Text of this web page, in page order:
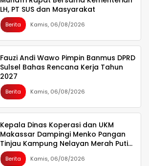
LH, PT SUS dan Masyarakat
Berita Kamis, 06/08/2026
Fauzi Andi Wawo Pimpin Banmus DPRD
Sulsel Bahas Rencana Kerja Tahun
2027
Berita Kamis, 06/08/2026
Kepala Dinas Koperasi dan UKM
Makassar Dampingi Menko Pangan
Tinjau Kampung Nelayan Merah Putih
Untia
Berita Kamis, 06/08/2026